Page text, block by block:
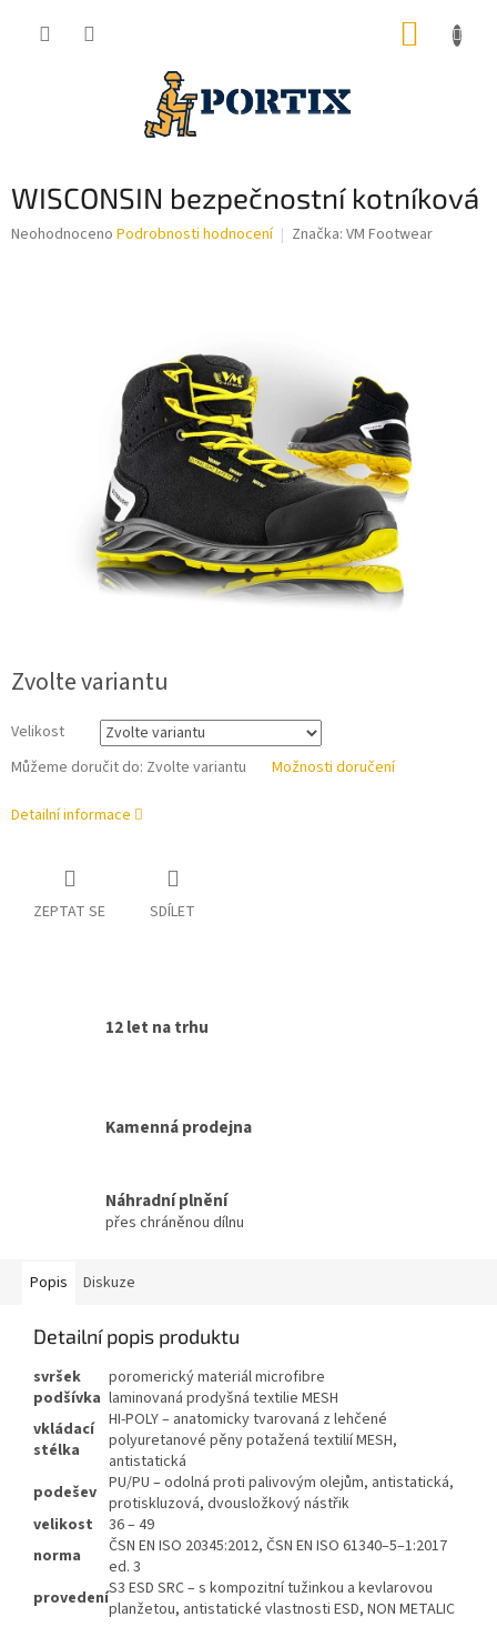
WISCONSIN bezpečnostní kotníková
Průměrné
Neohodnoceno Podrobnosti hodnocení Značka: VM Footwear
Zvolte variantu
Velikost
Můžeme doručit do: Zvolte variantu Možnosti doručení
Detailní informace
ZEPTAT SE SDÍLET
12 let na trhu
Kamenná prodejna
Náhradní plnění
přes chráněnou dílnu
Popis Diskuze
Detailní popis produktu
svršek
poromerický materiál microfibre
podšívka laminovaná prodyšná textilie MESH
vkládací
stélka
HI-POLY – anatomicky tvarovaná z lehčené
polyuretanové pěny potažená textilií MESH,
antistatická
podešev PU/PU – odolná proti palivovým olejům, antistatická,
protiskluzová, dvousložkový nástřik
velikost
36 – 49
norma
ČSN EN ISO 20345:2012, ČSN EN ISO 61340–5–1:2017
ed. 3
provedeníS3 ESD SRC – s kompozitní tužinkou a kevlarovou
planžetou, antistatické vlastnosti ESD, NON METALIC